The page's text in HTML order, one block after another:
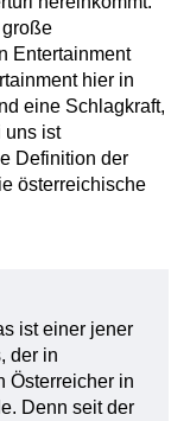
Entertainment
hier in
eine Schlagkraft,
uns ist
Definition der
österreichische
ist einer jener
der in
Österreicher in
Denn seit der